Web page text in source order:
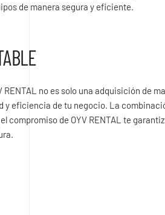
de manera segura y eficiente.
RENTAL no es solo una adquisición de
eficiencia de tu negocio. La
compromiso de OYV RENTAL te